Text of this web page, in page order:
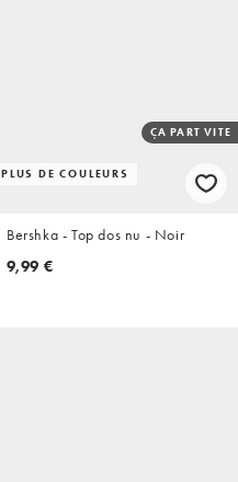
PLUS DE COULEURS
ÇA PART VITE
Bershka - Top dos nu - Noir
9,99 €